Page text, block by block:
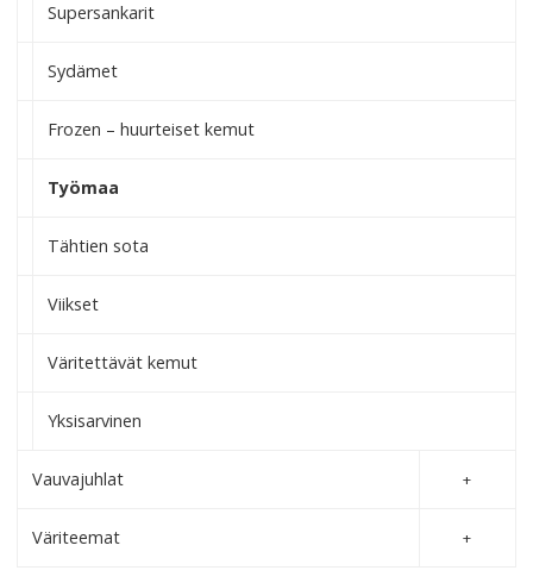
Supersankarit
Sydämet
Frozen – huurteiset kemut
Työmaa
Tähtien sota
Viikset
Väritettävät kemut
Yksisarvinen
Vauvajuhlat
Väriteemat